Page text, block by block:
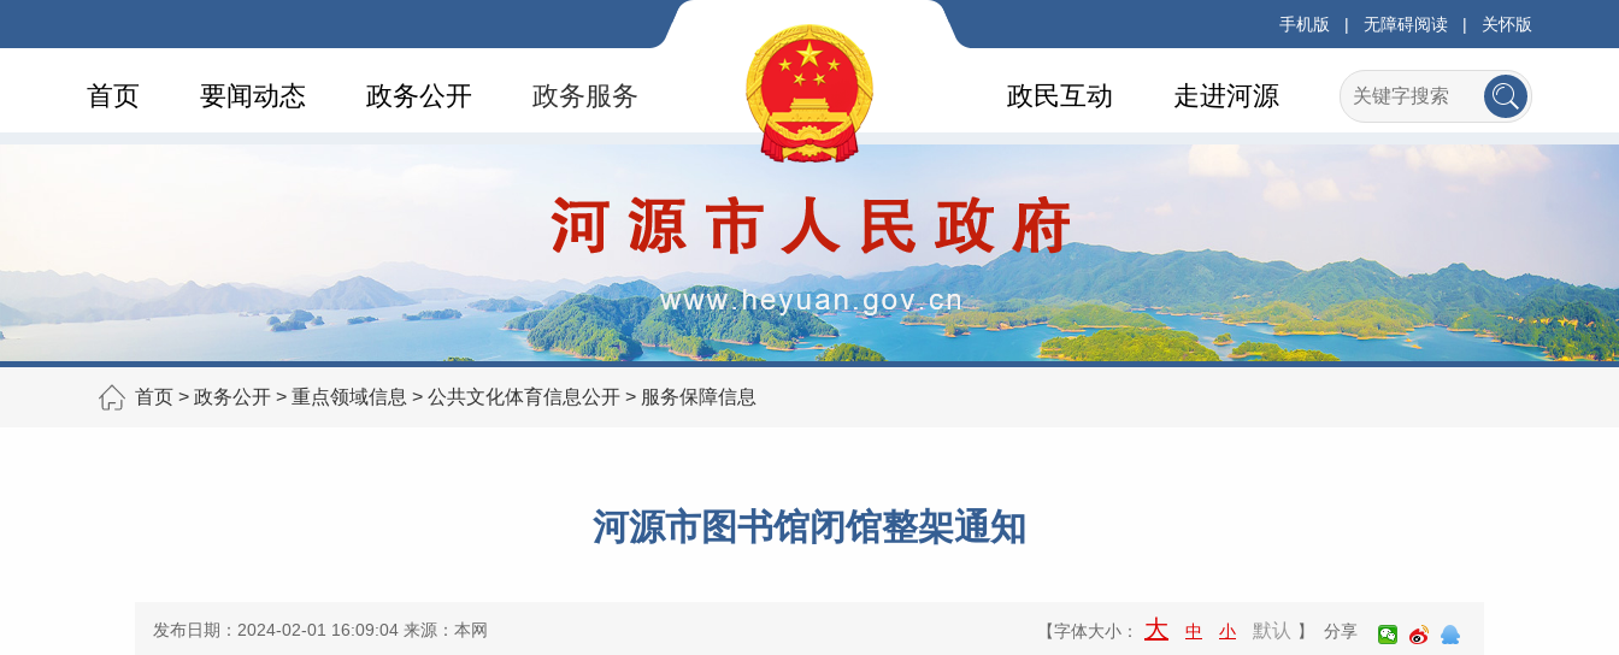
手机版 | 无障碍阅读 | 关怀版
首页 要闻动态 政务公开 政务服务 走进河源
政民互动
首页 > 政务公开 > 重点领域信息 > 公共文化体育信息公开 > 服务保障信息
河源市图书馆闭馆整架通知
发布日期：2024-02-01 16:09:04 来源：本网 【字体大小： 大 中 小 默认 】 分享